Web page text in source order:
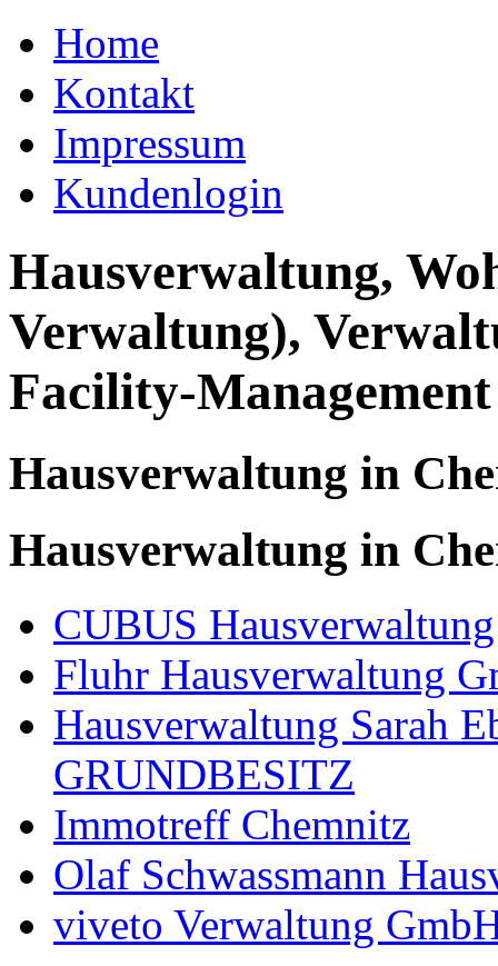
Home
Kontakt
Impressum
Kundenlogin
Hausverwaltung,
Verwaltung),
Facility-Management
Hausverwaltung in
Hausverwaltung in
CUBUS Hausverwaltung
Fluhr Hausverwaltung
Hausverwaltung Sarah
GRUNDBESITZ
Immotreff Chemnitz
Olaf Schwassmann
viveto Verwaltung